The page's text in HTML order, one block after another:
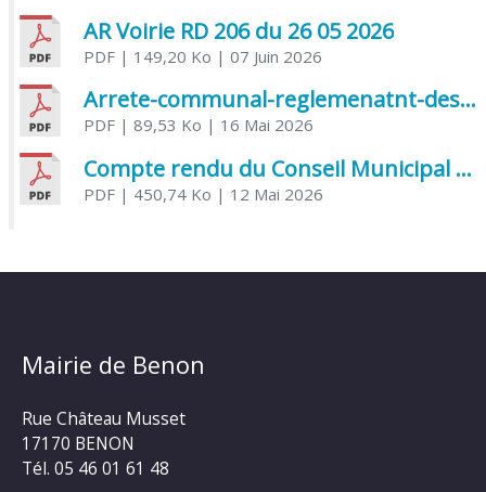
AR Voirie RD 206 du 26 05 2026
PDF| 149,20 Ko | 07 Juin 2026
Arrete-communal-reglemenatnt-des-bruits-de-voisinage-et-des-activites-bruyantes
PDF| 89,53 Ko | 16 Mai 2026
Compte rendu du Conseil Municipal du 06 mai 2026
PDF| 450,74 Ko | 12 Mai 2026
Mairie de Benon
Rue Château Musset
17170 BENON
Tél. 05 46 01 61 48